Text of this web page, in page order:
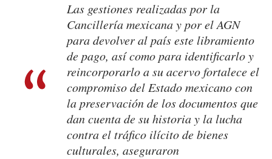
Las gestiones realizadas por la
Cancillería mexicana y por el AGN
para devolver al país este libramiento
de pago, así como para identificarlo y
reincorporarlo a su acervo fortalece el
compromiso del Estado mexicano con
la preservación de los documentos que
dan cuenta de su historia y la lucha
contra el tráfico ilícito de bienes
culturales, aseguraron